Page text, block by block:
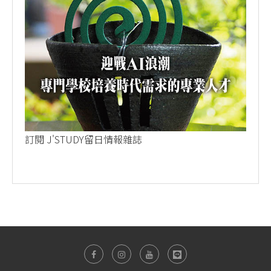
訂閱 J'STUDY留日情報雜誌